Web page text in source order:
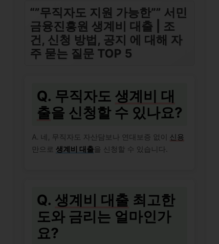
“”무직자도 지원 가능한”” 서민
금융진흥원 생계비 대출 | 조
건, 신청 방법, 공지 에 대해 자
주 묻는 질문 TOP 5
Q. 무직자도 생계비 대
출을 신청할 수 있나요?
A. 네, 무직자도 자산담보나 연대보증 없이 신용
만으로 생계비 대출을 신청할 수 있습니다.
Q. 생계비 대출 최고한
도와 금리는 얼마인가
요?